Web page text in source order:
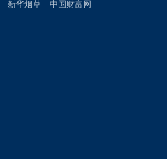
新华烟草
中国财富网